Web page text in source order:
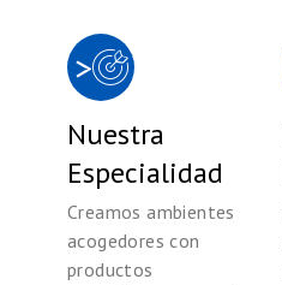
>
Nuestra
Especialidad
Creamos ambientes
acogedores con
productos